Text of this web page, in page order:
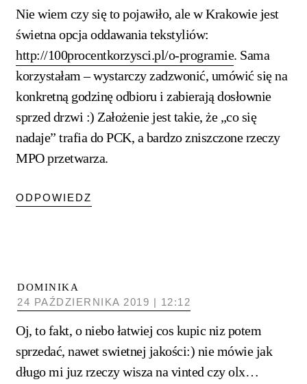
Nie wiem czy się to pojawiło, ale w Krakowie jest
świetna opcja oddawania tekstyliów:
http://100procentkorzysci.pl/o-programie. Sama
korzystałam – wystarczy zadzwonić, umówić się na
konkretną godzinę odbioru i zabierają dosłownie
sprzed drzwi :) Założenie jest takie, że „co się
nadaje” trafia do PCK, a bardzo zniszczone rzeczy
MPO przetwarza.
ODPOWIEDZ
DOMINIKA
24 PAŹDZIERNIKA 2019 | 12:12
Oj, to fakt, o niebo łatwiej cos kupic niz potem
sprzedać, nawet swietnej jakości:) nie mówie jak
długo mi juz rzeczy wisza na vinted czy olx…